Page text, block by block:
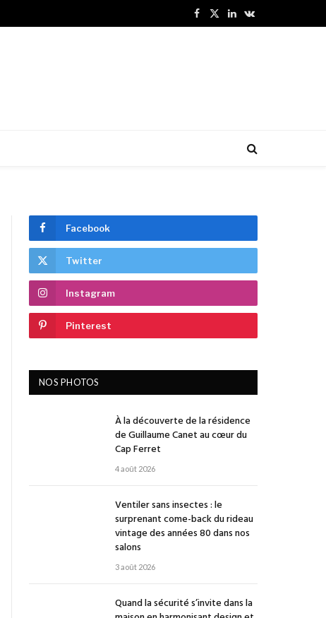
Facebook
X
LinkedInVKontakte
Facebook
Twitter
Instagram
Pinterest
NOS PHOTOS
À la découverte de la résidence
de Guillaume Canet au cœur du
Cap Ferret
4 août 2026
Ventiler sans insectes : le
surprenant come-back du rideau
vintage des années 80 dans nos
salons
3 août 2026
Quand la sécurité s’invite dans la